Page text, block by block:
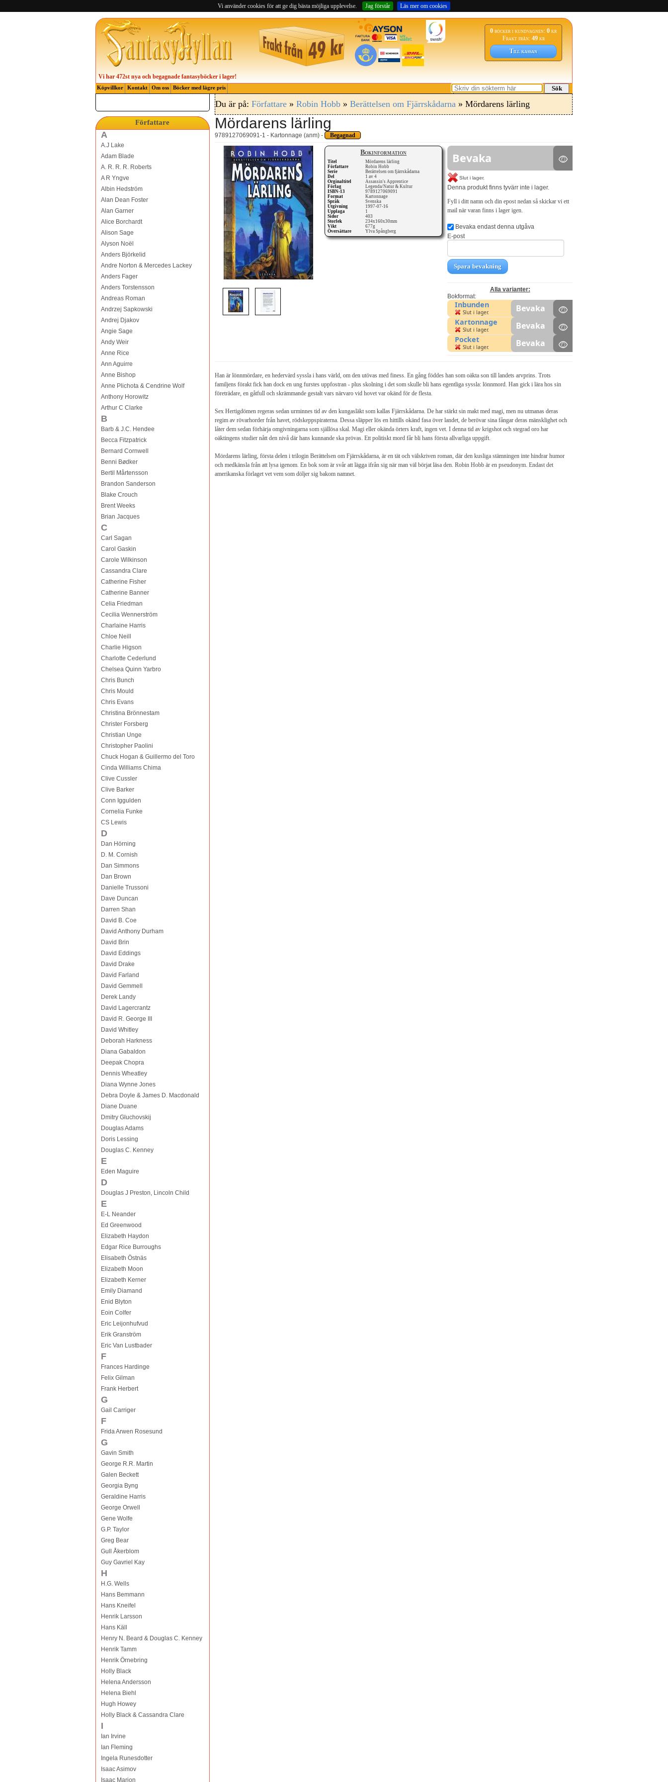
Vi använder cookies för att ge dig bästa möjliga upplevelse. Jag förstår Läs mer om cookies
0 böcker i kundvagnen:0kr
Frakt från: 49kr
Till kassan
Vi har 472st nya och begagnade fantasyböcker i lager!
Köpvillkor Kontakt Om oss Böcker med lägre pris Sök
Författare
A
A.J Lake
Adam Blade
A. R. R. R. Roberts
A R Yngve
Albin Hedström
Alan Dean Foster
Alan Garner
Alice Borchardt
Alison Sage
Alyson Noël
Anders Björkelid
Andre Norton & Mercedes Lackey
Anders Fager
Anders Torstensson
Andreas Roman
Andrzej Sapkowski
Andrej Djakov
Angie Sage
Andy Weir
Anne Rice
Ann Aguirre
Anne Bishop
Anne Plichota & Cendrine Wolf
Anthony Horowitz
Arthur C Clarke
B
Barb & J.C. Hendee
Becca Fitzpatrick
Bernard Cornwell
Benni Bødker
Bertil Mårtensson
Brandon Sanderson
Blake Crouch
Brent Weeks
Brian Jacques
C
Carl Sagan
Carol Gaskin
Carole Wilkinson
Cassandra Clare
Catherine Fisher
Catherine Banner
Celia Friedman
Cecilia Wennerström
Charlaine Harris
Chloe Neill
Charlie Higson
Charlotte Cederlund
Chelsea Quinn Yarbro
Chris Bunch
Chris Mould
Chris Evans
Christina Brönnestam
Christer Forsberg
Christian Unge
Christopher Paolini
Chuck Hogan & Guillermo del Toro
Cinda Williams Chima
Clive Cussler
Clive Barker
Conn Iggulden
Cornelia Funke
CS Lewis
D
Dan Hörning
D. M. Cornish
Dan Simmons
Dan Brown
Danielle Trussoni
Dave Duncan
Darren Shan
David B. Coe
David Anthony Durham
David Brin
David Eddings
David Drake
David Farland
David Gemmell
Derek Landy
David Lagercrantz
David R. George III
David Whitley
Deborah Harkness
Diana Gabaldon
Deepak Chopra
Dennis Wheatley
Diana Wynne Jones
Debra Doyle & James D. Macdonald
Diane Duane
Dmitry Gluchovskij
Douglas Adams
Doris Lessing
Douglas C. Kenney
E
Eden Maguire
D
Douglas J Preston, Lincoln Child
E
E-L Neander
Ed Greenwood
Elizabeth Haydon
Edgar Rice Burroughs
Elisabeth Östnäs
Elizabeth Moon
Elizabeth Kerner
Emily Diamand
Enid Blyton
Eoin Colfer
Eric Leijonhufvud
Erik Granström
Eric Van Lustbader
F
Frances Hardinge
Felix Gilman
Frank Herbert
G
Gail Carriger
F
Frida Arwen Rosesund
G
Gavin Smith
George R.R. Martin
Galen Beckett
Georgia Byng
Geraldine Harris
George Orwell
Gene Wolfe
G.P. Taylor
Greg Bear
Gull Åkerblom
Guy Gavriel Kay
H
H.G. Wells
Hans Bemmann
Hans Kneifel
Henrik Larsson
Hans Käll
Henry N. Beard & Douglas C. Kenney
Henrik Tamm
Henrik Örnebring
Holly Black
Helena Andersson
Helena Biehl
Hugh Howey
Holly Black & Cassandra Clare
I
Ian Irvine
Ian Fleming
Ingela Runesdotter
Isaac Asimov
Isaac Marion
Du är på: Författare» Robin Hobb» Berättelsen om Fjärrskådarna» Mördarens lärling
Mördarens lärling
9789127069091-1 - Kartonnage (anm) - Begagnad
Bokinformation
Titel
Mördarens lärling
Författare
Robin Hobb
Serie
Berättelsen om fjärrskådarna
Del
1 av 4
Orginaltitel
Assassin's Apprentice
Förlag
Legenda/Natur & Kultur
ISBN-13
9789127069091
Format
Kartonnage
Språk
Svenska
Utgivning
1997-07-16
Upplaga
1
Sidor
403
Storlek
234x160x30mm
Vikt
677g
Översättare
Ylva Spångberg
Bevaka
Slut i lager.
Denna produkt finns tyvärr inte i lager.
Fyll i ditt namn och din epost nedan så skickar vi ett
mail när varan finns i lager igen.
Bevaka endast denna utgåva
E-post
Spara bevakning
Alla varianter:
Bokformat:
Inbunden
Slut i lager. Bevaka
Kartonnage
Slut i lager. Bevaka
Pocket
Slut i lager. Bevaka
Han är lönnmördare, en hedervärd syssla i hans värld, om den utövas med finess. En gång föddes han som oäkta son till landets arvprins. Trots
familjens förakt fick han dock en ung furstes uppfostran - plus skolning i det som skulle bli hans egentliga syssla: lönnmord. Han gick i lära hos sin
företrädare, en gåtfull och skrämmande gestalt vars närvaro vid hovet var okänd för de flesta.
Sex Hertigdömen regeras sedan urminnes tid av den kungasläkt som kallas Fjärrskådarna. De har stärkt sin makt med magi, men nu utmanas deras
regim av rövarhorder från havet, rödskeppspiraterna. Dessa släpper lös en hittills okänd fasa över landet, de berövar sina fångar deras mänsklighet och
låter dem sedan förhärja omgivningarna som själlösa skal. Magi eller okända örters kraft, ingen vet. I denna tid av krigshot och stegrad oro har
oäktingens studier nått den nivå där hans kunnande ska prövas. Ett politiskt mord får bli hans första allvarliga uppgift.
Mördarens lärling, första delen i trilogin Berättelsen om Fjärrskådarna, är en tät och välskriven roman, där den kusliga stämningen inte hindrar humor
och medkänsla från att lysa igenom. En bok som är svår att lägga ifrån sig när man väl börjat läsa den. Robin Hobb är en pseudonym. Endast det
amerikanska förlaget vet vem som döljer sig bakom namnet.